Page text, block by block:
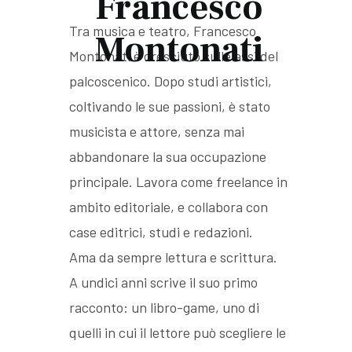
Montonati
Tra musica e teatro, Francesco
Montonati è cresciuto sulle assi del
palcoscenico. Dopo studi artistici,
coltivando le sue passioni, è stato
musicista e attore, senza mai
abbandonare la sua occupazione
principale. Lavora come freelance in
ambito editoriale, e collabora con
case editrici, studi e redazioni.
Ama da sempre lettura e scrittura.
A undici anni scrive il suo primo
racconto: un libro-game, uno di
quelli in cui il lettore può scegliere le